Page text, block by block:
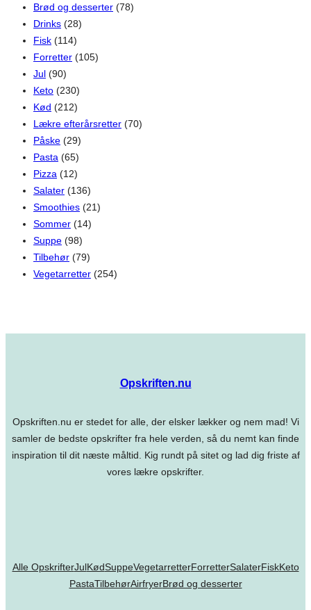
Brød og desserter (78)
Drinks (28)
Fisk (114)
Forretter (105)
Jul (90)
Keto (230)
Kød (212)
Lækre efterårsretter (70)
Påske (29)
Pasta (65)
Pizza (12)
Salater (136)
Smoothies (21)
Sommer (14)
Suppe (98)
Tilbehør (79)
Vegetarretter (254)
Opskriften.nu
Opskriften.nu er stedet for alle, der elsker lækker og nem mad! Vi
samler de bedste opskrifter fra hele verden, så du nemt kan finde
inspiration til dit næste måltid. Kig rundt på sitet og lad dig friste af
vores lækre opskrifter.
Alle OpskrifterJulKødSuppeVegetarretterForretterSalaterFiskKeto
PastaTilbehørAirfryerBrød og desserter